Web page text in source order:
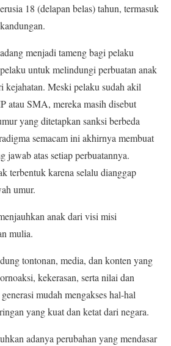
18 (delapan belas) tahun, termasuk
menjadi tameng bagi pelaku
untuk melindungi perbuatan anak
kejahatan. Meski pelaku sudah akil
atau SMA, mereka masih disebut
yang ditetapkan sanksi berbeda
semacam ini akhirnya membuat
jawab atas setiap perbuatannya.
terbentuk karena selalu dianggap
umur.
anak dari visi misi
mulia.
tontonan, media, dan konten yang
kekerasan, serta nilai dan
mudah mengakses hal-hal
yang kuat dan ketat dari negara.
adanya perubahan yang mendasar